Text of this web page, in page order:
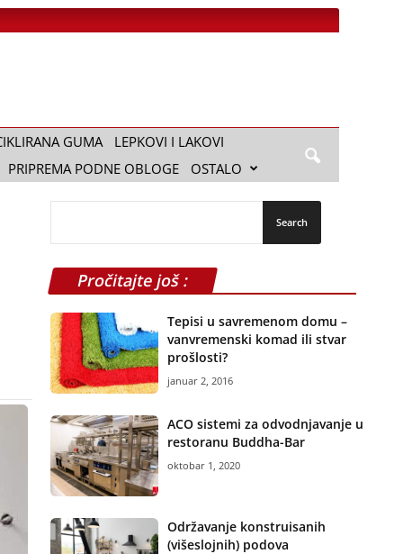
GUMA
LEPKOVI I LAKOVI
PRIPREMA PODNE OBLOGE
OSTALO
Pročitajte još :
Tepisi u savremenom domu –
vanvremenski komad ili stvar
prošlosti?
januar 2, 2016
ACO sistemi za odvodnjavanje u
restoranu Buddha-Bar
oktobar 1, 2020
Održavanje konstruisanih
(višeslojnih) podova